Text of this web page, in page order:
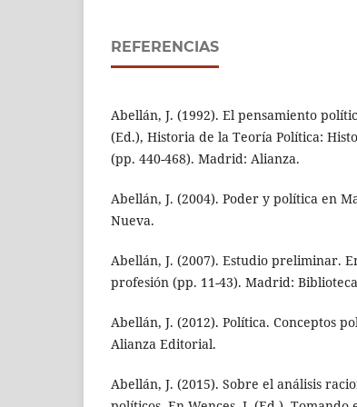
REFERENCIAS
Abellán, J. (1992). El pensamiento
(Ed.), Historia de la Teoría Política:
(pp. 440-468). Madrid: Alianza.
Abellán, J. (2004). Poder y política en
Nueva.
Abellán, J. (2007). Estudio preliminar.
profesión (pp. 11-43). Madrid:
Abellán, J. (2012). Política. Conceptos
Alianza Editorial.
Abellán, J. (2015). Sobre el análisis